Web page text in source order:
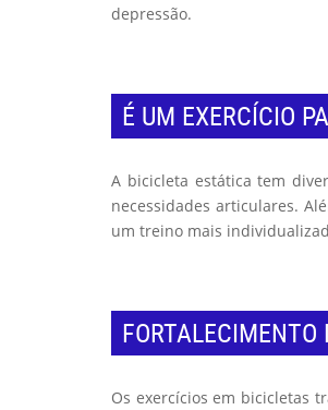
depressão.
É UM EXERCÍCIO
A bicicleta estática tem
necessidades articulares.
um treino mais
Os exercícios em bicicletas